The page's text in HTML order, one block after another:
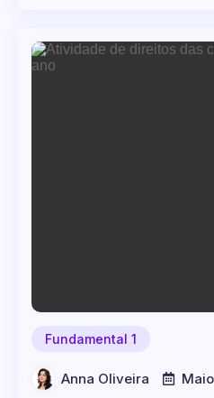
Fundamental 1
Anna Oliveira